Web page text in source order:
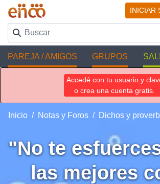
INICIAR
PAREJA / AMIGOS GRUPOS
Accedé con tu usuario y
o crea una cuenta gratis.
Inicio Notas y Foros Dichos y
"No te
las mejores